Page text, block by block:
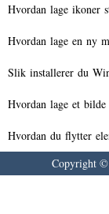
Hvordan lage ikoner
Hvordan lage en ny
Slik installerer du
Hvordan lage et
Hvordan du flytter
Copyright